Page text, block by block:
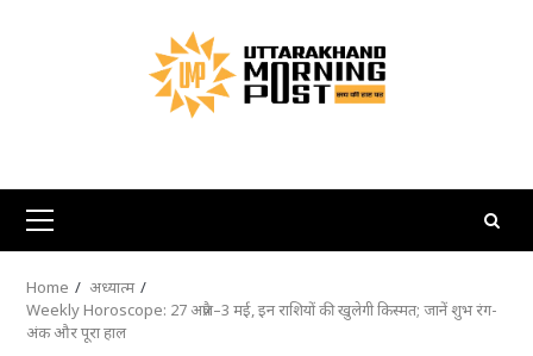
Primary
Menu
Home
अध्यात्म
Weekly Horoscope: 27 अप्रैल–3 मई, इन राशियों की खुलेगी किस्मत; जानें शुभ रंग-
अंक और पूरा हाल